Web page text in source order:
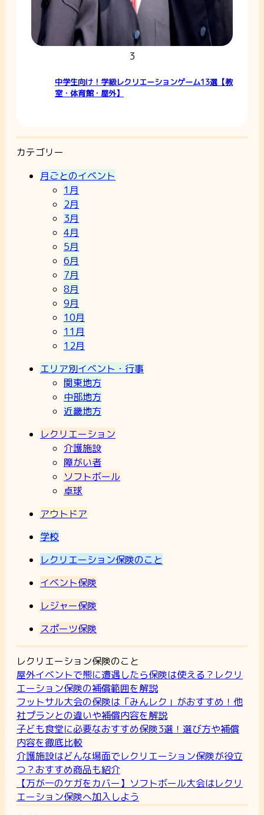
3
中学生向け！学級レクリエーションゲーム13選【教
室・体育館・屋外】
カテゴリー
月ごとのイベント
1月
2月
3月
4月
5月
6月
7月
8月
9月
10月
11月
12月
エリア別イベント・行事
関東地方
中部地方
近畿地方
レクリエーション
介護施設
障がい者
ソフトボール
卓球
アウトドア
学校
レクリエーション保険のこと
イベント保険
レジャー保険
スポーツ保険
レクリエーション保険のこと
屋外イベントで熊に遭遇したら保険は使える？レクリ
エーション保険の補償範囲を解説
フットサル大会の保険は「みんレク」がおすすめ！他
社プランとの違いや補償内容を解説
子ども食堂に必要なおすすめ保険3選！選び方や補償
内容を徹底比較
介護施設はどんな場面でレクリエーション保険が役立
つ？おすすめ商品も紹介
【万が一のケガをカバー】ソフトボール大会はレクリ
エーション保険へ加入しよう